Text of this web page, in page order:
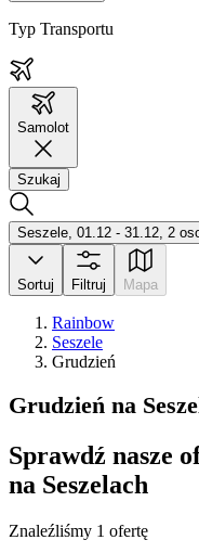
Typ Transportu
Samolot
Szukaj
Seszele, 01.12 - 31.12, 2
Sortuj Filtruj Mapa
Rainbow
Seszele
Grudzień
Grudzień na
Sprawdź nasze
na Seszelach
Znaleźliśmy 1 ofertę